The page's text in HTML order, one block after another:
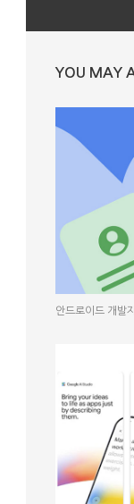
YOU MAY
안드로이드 개발